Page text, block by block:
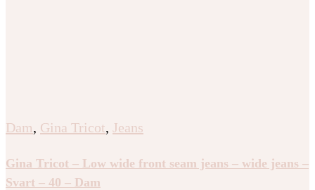
Dam, Gina Tricot, Jeans
Gina Tricot – Low wide front seam jeans – wide jeans –
Svart – 40 – Dam